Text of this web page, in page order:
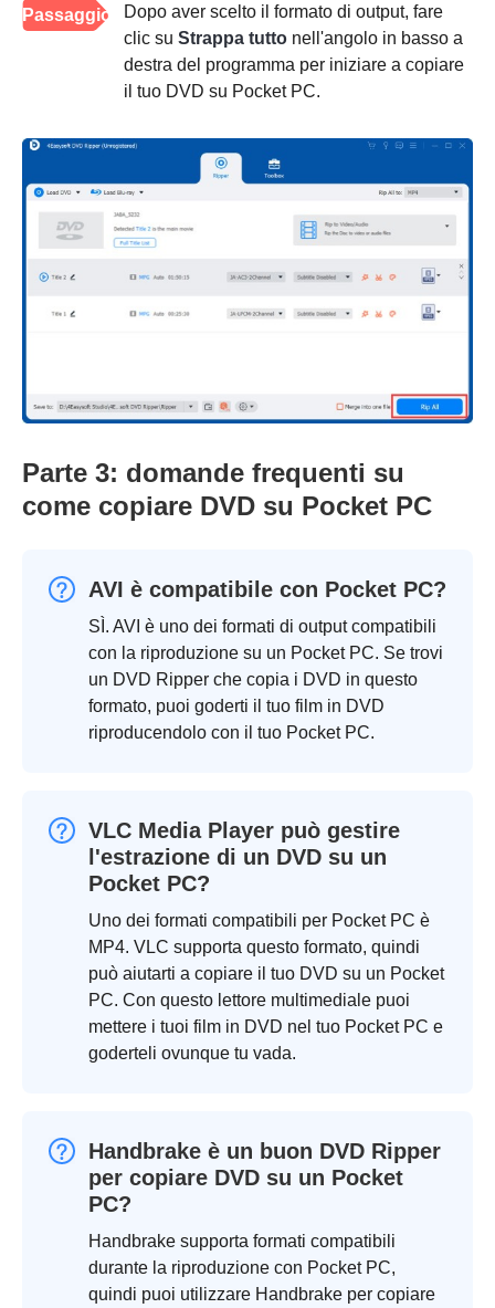
Passaggio
Dopo aver scelto il formato di output, fare
clic su Strappa tutto nell'angolo in basso a
destra del programma per iniziare a copiare
il tuo DVD su Pocket PC.
Parte 3: domande frequenti su
come copiare DVD su Pocket PC
AVI è compatibile con Pocket PC?
SÌ. AVI è uno dei formati di output compatibili
con la riproduzione su un Pocket PC. Se trovi
un DVD Ripper che copia i DVD in questo
formato, puoi goderti il tuo film in DVD
riproducendolo con il tuo Pocket PC.
VLC Media Player può gestire
l'estrazione di un DVD su un
Pocket PC?
Uno dei formati compatibili per Pocket PC è
MP4. VLC supporta questo formato, quindi
può aiutarti a copiare il tuo DVD su un Pocket
PC. Con questo lettore multimediale puoi
mettere i tuoi film in DVD nel tuo Pocket PC e
goderteli ovunque tu vada.
Handbrake è un buon DVD Ripper
per copiare DVD su un Pocket
PC?
Handbrake supporta formati compatibili
durante la riproduzione con Pocket PC,
quindi puoi utilizzare Handbrake per copiare